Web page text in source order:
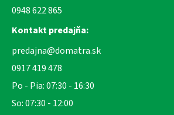
0948 622 865
Kontakt predajňa:
predajna@domatra.sk
0917 419 478
Po - Pia: 07:30 - 16:30
So: 07:30 - 12:00